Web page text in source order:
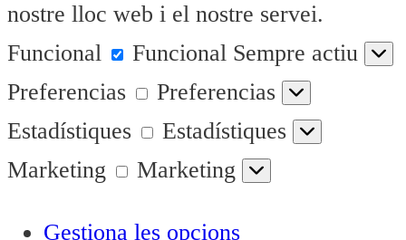
nostre lloc web i el nostre servei.
Funcional
Funcional Sempre actiu
Preferencias
Preferencias
Estadístiques
Estadístiques
Marketing
Marketing
Gestiona les opcions